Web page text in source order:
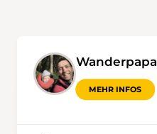
Wanderpapa
MEHR INFOS